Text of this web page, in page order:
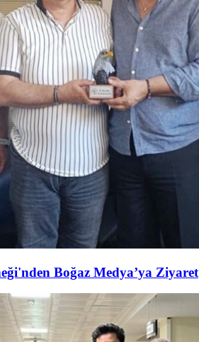
Boğaz Medya’ya Ziyaret